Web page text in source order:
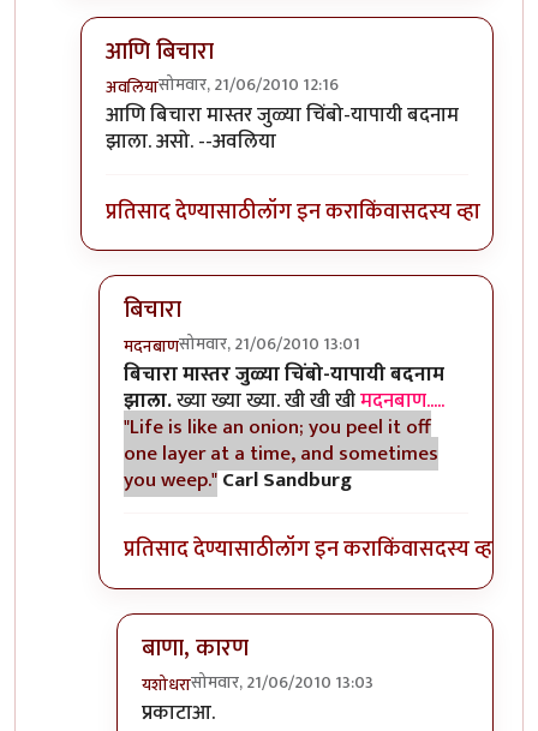
आणि बिचारा
अवलियासोमवार, 21/06/2010 12:16
In reply to>>मिपावरbyअवलिया
आणि बिचारा मास्तर जुळ्या चिंबो-यापायी बदनाम
झाला. असो. --अवलिया
प्रतिसाद देण्यासाठीलॉग इन कराकिंवासदस्य व्हा
बिचारा
मदनबाणसोमवार, 21/06/2010 13:01
In reply toआणि बिचाराbyअवलिया
बिचारा मास्तर जुळ्या चिंबो-यापायी बदनाम
झाला.ख्या ख्या ख्या. खी खी खीमदनबाण.....
"Life is like an onion; you peel it off
one layer at a time, and sometimes
you weep."Carl Sandburg
प्रतिसाद देण्यासाठीलॉग इन कराकिंवासदस्य व्हा
बाणा, कारण
यशोधरासोमवार, 21/06/2010 13:03
In reply to
प्रकाटाआ.